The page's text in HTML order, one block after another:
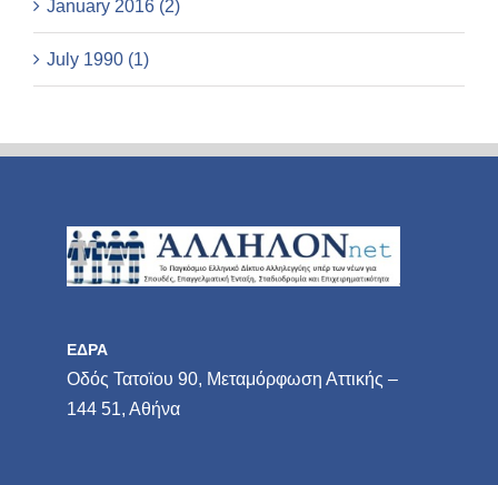
January 2016 (2)
July 1990 (1)
ΕΔΡΑ
Οδός Τατοϊου 90, Μεταμόρφωση Αττικής –
144 51, Αθήνα